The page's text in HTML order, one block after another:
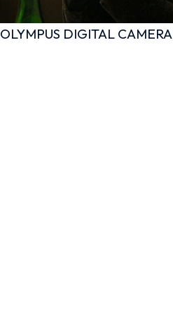
OLYMPUS DIGITAL CAMERA